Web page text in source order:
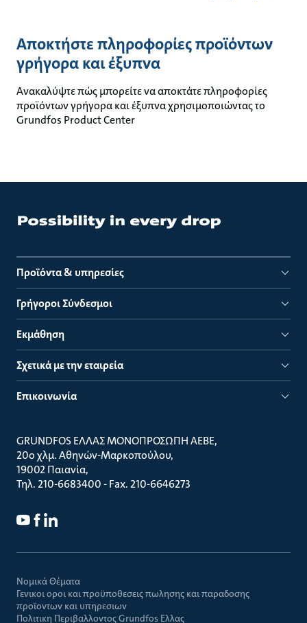
Αποκτήστε πληροφορίες προϊόντων
γρήγορα και έξυπνα
Ανακαλύψτε πώς μπορείτε να αποκτάτε πληροφορίες
προϊόντων γρήγορα και έξυπνα χρησιμοποιώντας το
Grundfos Product Center
Προϊόντα & υπηρεσίες
Γρήγοροι Σύνδεσμοι
Εκμάθηση
Σχετικά με την εταιρεία
Επικοινωνία
GRUNDFOS ΕΛΛΑΣ ΜΟΝΟΠΡΟΣΩΠΗ ΑΕΒΕ
20ο χλμ. Αθηνών-Μαρκοπούλου
19002 Παιανία
Τηλ. 210-6683400 - Fax. 210-6646273
Νομικά Θέματα
Γενικοι οροι και προϋποθεσεις πωλησης και παραδοσης
προϊοντων και υπηρεσιων
Πολιτικη Περιβαλλοντος Grundfos Ελλας